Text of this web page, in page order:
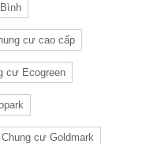
cư cao cấp
cư Ecogreen
Chung cư Goldmark